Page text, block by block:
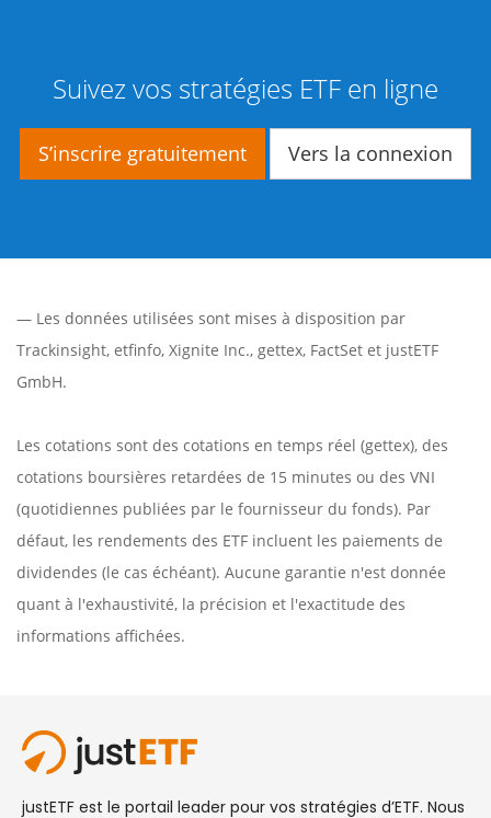
Suivez vos stratégies ETF en ligne
S’inscrire gratuitement Vers la connexion
— Les données utilisées sont mises à disposition par
Trackinsight, etfinfo, Xignite Inc., gettex, FactSet et justETF
GmbH.
Les cotations sont des cotations en temps réel (gettex), des
cotations boursières retardées de 15 minutes ou des VNI
(quotidiennes publiées par le fournisseur du fonds). Par
défaut, les rendements des ETF incluent les paiements de
dividendes (le cas échéant). Aucune garantie n'est donnée
quant à l'exhaustivité, la précision et l'exactitude des
informations affichées.